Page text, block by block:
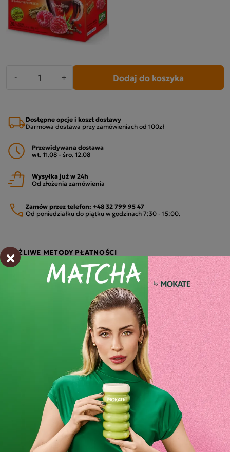
- + Dodaj do koszyka
Dostępne opcje i koszt dostawy
Darmowa dostawa przy zamówieniach od 100zł
Przewidywana dostawa
wt. 11.08 - śro. 12.08
Wysyłka już w 24h
Od złożenia zamówienia
Zamów przez telefon: +48 32 799 95 47
Od poniedziałku do piątku w godzinach 7:30 - 15:00.
MOŻLIWE METODY PŁATNOŚCI
×